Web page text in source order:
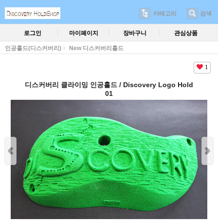
카테고리 검색
로그인 마이페이지 장바구니 관심상품
인공홀드(디스커버리) New 디스커버리홀드
1
디스커버리 클라이밍 인공홀드 / Discovery Logo Hold
01